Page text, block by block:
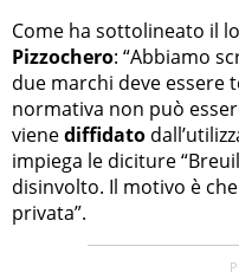
Come ha sottolineato il
Pizzochero: “Abbiamo
due marchi deve essere
normativa non può
vienediffidato
impiega le diciture
disinvolto. Il motivo è
privata”.